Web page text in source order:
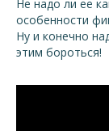
Не надо ли ее
особенности
Ну и конечно
этим бороться!